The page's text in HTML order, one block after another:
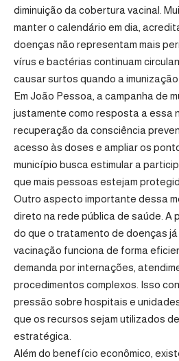
diminuição da cobertura vacinal.
manter o calendário em dia,
doenças não representam mais
vírus e bactérias continuam
causar surtos quando a
Em João Pessoa, a campanha de
justamente como resposta a essa
recuperação da consciência
acesso às doses e ampliar os
município busca estimular a
que mais pessoas estejam
Outro aspecto importante dessa
direto na rede pública de saúde. A
do que o tratamento de doenças
vacinação funciona de forma
demanda por internações,
procedimentos complexos. Isso
pressão sobre hospitais e
que os recursos sejam utilizados
estratégica.
Além do benefício econômico,